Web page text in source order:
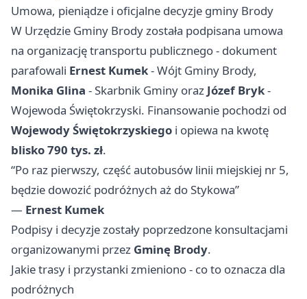
Umowa, pieniądze i oficjalne decyzje gminy Brody
W Urzędzie Gminy Brody została podpisana umowa
na organizację transportu publicznego - dokument
parafowali Ernest Kumek- Wójt Gminy Brody,
Monika Glina - Skarbnik Gminy oraz Józef Bryk-
Wojewoda Świętokrzyski. Finansowanie pochodzi od
Wojewody Świętokrzyskiego i opiewa na kwotę
blisko 790 tys. zł.
“Po raz pierwszy, część autobusów linii miejskiej nr 5,
będzie dowozić podróżnych aż do Stykowa”
— Ernest Kumek
Podpisy i decyzje zostały poprzedzone konsultacjami
organizowanymi przez Gminę Brody.
Jakie trasy i przystanki zmieniono - co to oznacza dla
podróżnych